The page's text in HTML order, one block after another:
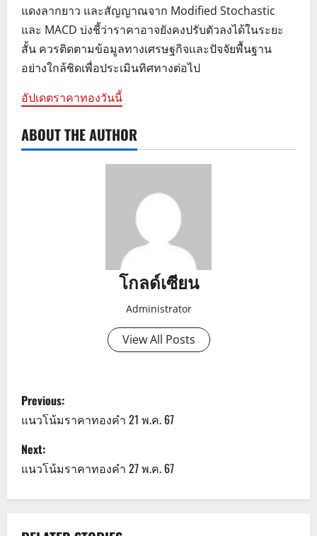
แดงลากยาว และสัญญาณจาก Modified Stochastic
และ MACD บ่งชี้ว่าราคาอาจยังคงปรับตัวลงได้ในระยะ
สั้น ควรติดตามข้อมูลทางเศรษฐกิจและปัจจัยพื้นฐาน
อย่างใกล้ชิดเพื่อประเมินทิศทางต่อไป
อัปเดตราคาทองวันนี้
ABOUT THE AUTHOR
โกลด์เซียน
Administrator
View All Posts
P
o
s
t
Previous:
แนวโน้มราคาทองคำ 21 พ.ค. 67
Next:
แนวโน้มราคาทองคำ 27 พ.ค. 67